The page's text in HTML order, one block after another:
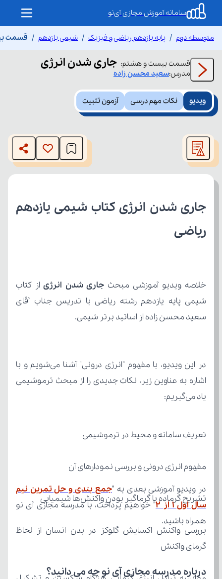
سامانه آموزش مجازی آی‌نو
متوسطه دوم پایه یازدهم ریاضی و فیزیک شیمی یازدهم قسمت
قسمت بیست و هشتم: جاری شدن انرژی
مدرس:سعیدمحسن زاده
ویدیو نکات مهم درسی آزمون تثبیت
modal
window.
The media could not be loaded, either because the server
or network failed or because the format is not supported.
ریاضی
خلاصه ویدیو آموزشی مبحث جاری شدن انرژی
سعید محسن زاده از اساتید برتر شیمی.
یاد می‌گیریم:
تعریف سامانه و محیط در ترموشیمی
مفهوم انرژی درونی و بررسی نمودارهای آن
تشریح گرماده یا گرماگیر بودن واکنش‌ها شیمیایی
گرمای واکنش
در ویدیو آموزشی بعدی به "
سال اول ۱ از ۲
همراه باشید.
درباره مدرسه مجازی آی نو چه می‌ دانید؟